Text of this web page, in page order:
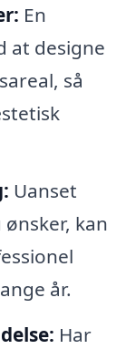
En
at designe
så
Uanset
kan
år.
Har